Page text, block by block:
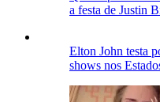
a festa de Justin
Elton John testa
shows nos